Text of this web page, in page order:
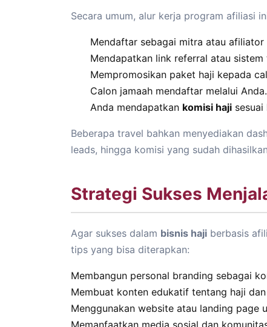
Secara umum, alur kerja program afiliasi
Mendaftar sebagai mitra atau
Mendapatkan link referral atau sistem
Mempromosikan paket haji kepada
Calon jamaah mendaftar melalui Anda.
Anda mendapatkan komisi haji sesuai
Beberapa travel bahkan menyediakan
leads, hingga komisi yang sudah
Strategi Sukses
Agar sukses dalam bisnis haji berbasis
tips yang bisa diterapkan:
Membangun personal branding sebagai
Membuat konten edukatif tentang haji
Menggunakan website atau landing page